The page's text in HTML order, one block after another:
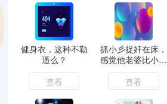
健身衣，这种不勒
逼么？
查看
抓小彡捉奸在床，
感觉他老婆比小三
漂亮，果然是野花
香
查看